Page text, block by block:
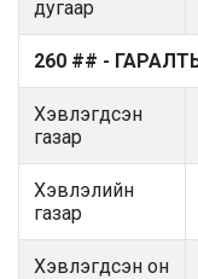
дугаар
260 ## -
Хэвлэгдсэн
газар
Хэвлэлийн
газар
Хэвлэгдсэн он